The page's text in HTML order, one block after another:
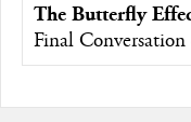
The Butterfly
Final